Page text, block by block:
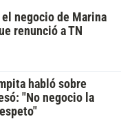
negocio de Marina
renunció a TN
habló sobre
"No negocio la